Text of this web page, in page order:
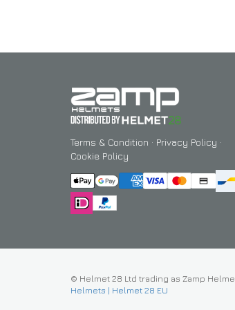
Terms & Condition · Privacy Policy ·
Cookie Policy
© Helmet 28 Ltd trading as Zamp
Helmets | Helmet 28 EU